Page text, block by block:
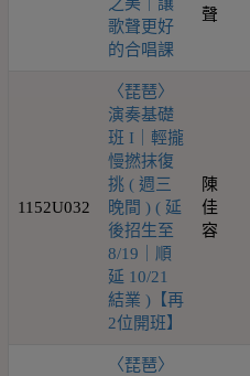
之美｜讓
歌聲更好
的合唱課
聲
1152U032
〈琵琶〉
演奏基礎
班 I｜輕攏
慢撚抹復
挑 ( 週三
晚間 ) ( 延
後招生至
8/19｜順
延 10/21
結業 )【再
2位開班】
陳
佳
容
〈琵琶〉